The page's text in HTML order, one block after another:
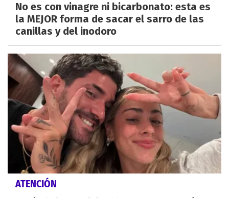
No es con vinagre ni bicarbonato: esta es
la MEJOR forma de sacar el sarro de las
canillas y del inodoro
ATENCIÓN